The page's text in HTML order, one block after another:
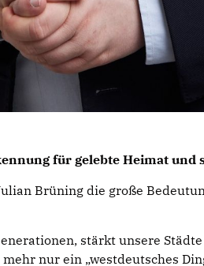
für gelebte Heimat und
Brüning die große
stärkt unsere
nur ein „westdeutsches